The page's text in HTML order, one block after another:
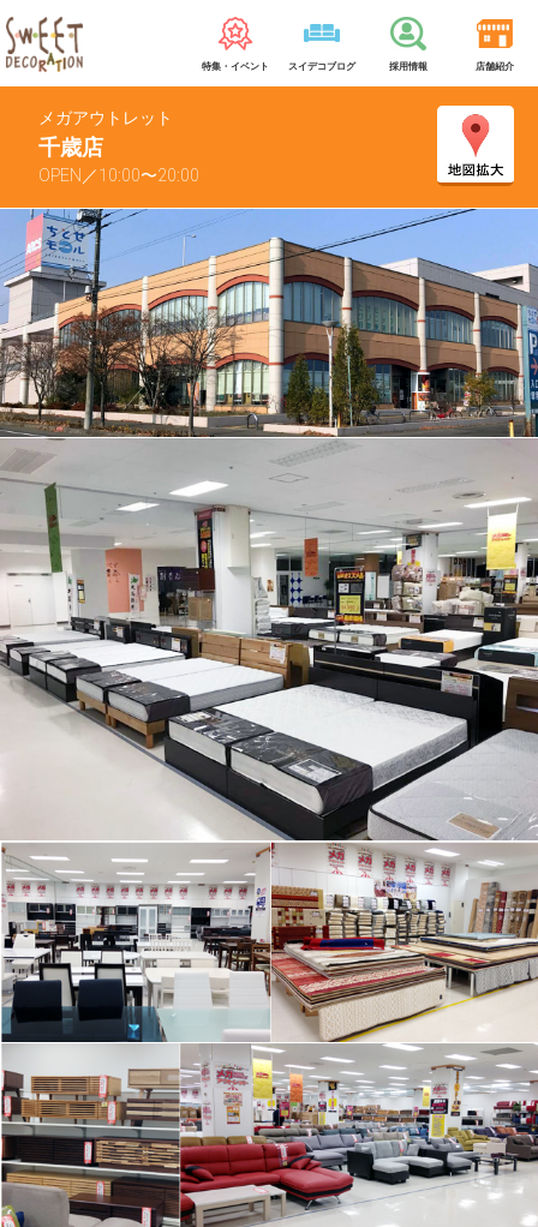
特集・イベント スイデコブログ 採用情報 店舗紹介
メガアウトレット
千歳店
OPEN／10:00〜20:00